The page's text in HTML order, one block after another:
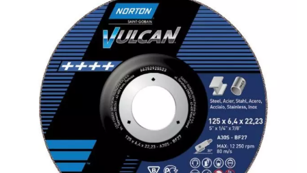
OUTLET